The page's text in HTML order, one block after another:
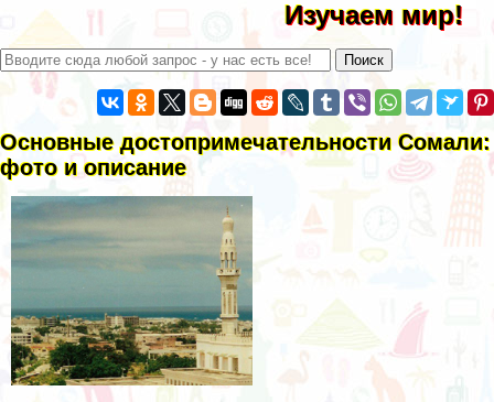
Изучаем мир!
Основные достопримечательности Сомали:
фото и описание